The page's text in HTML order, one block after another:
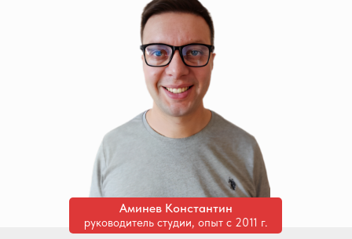
Аминев Константин
руководитель студии, опыт с 2011 г.